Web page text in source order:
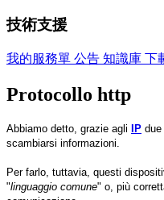
技術支援
我的服務單 公告 知識庫 下
Protocollo http
Abbiamo detto, grazie agli IP
scambiarsi informazioni.
Per farlo, tuttavia, questi
"linguaggio comune" o, più